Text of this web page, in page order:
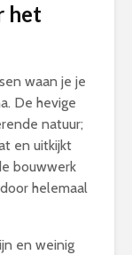
het
waan je je
De hevige
natuur;
en uitkijkt
bouwwerk
helemaal
en weinig